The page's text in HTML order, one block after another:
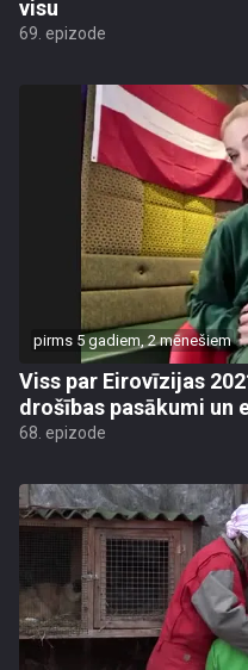
visu
69. epizode
pirms 5 gadiem, 2 mēnešiem
Viss par Eirovīzijas
drošības pasākumi un
68. epizode